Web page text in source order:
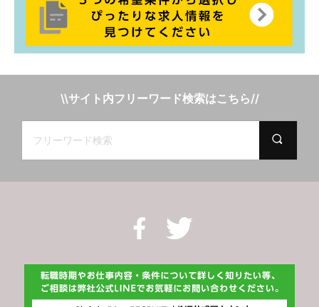
\\サイト内フリーワード検索はこちら//